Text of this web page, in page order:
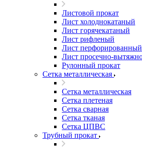
Листовой прокат
Лист холоднокатаный
Лист горячекатаный
Лист рифленый
Лист перфорированный
Лист просечно-
Рулонный прокат
Сетка металлическая
Сетка металлическая
Сетка плетеная
Сетка сварная
Сетка тканая
Сетка ЦПВС
Трубный прокат